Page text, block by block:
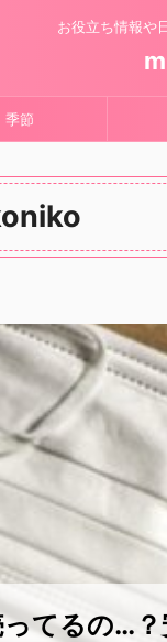
お役立ち情報や
季節
てるの…